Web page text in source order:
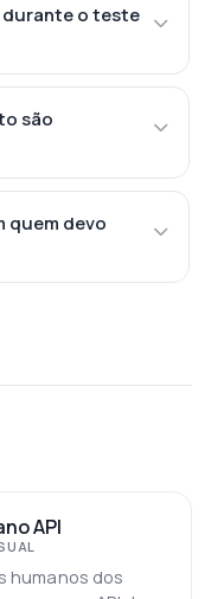
durante o teste
são
quem devo
API
humanos dos